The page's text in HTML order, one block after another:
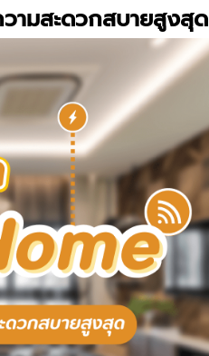
ามสะดวกสบายสูงสุด